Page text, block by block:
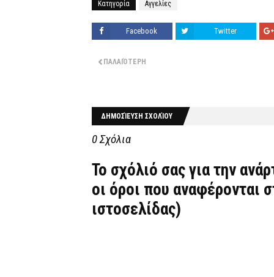
Κατηγορία Αγγελίες
Facebook Twitter
ΠΑΛΑΙΌΤΕΡΗ
ΔΗΜΟΣΊΕΥΣΗ ΣΧΟΛΊΟΥ
0 Σχόλια
Το σχόλιό σας για την
οι όροι που αναφέρονται
ιστοσελίδας)